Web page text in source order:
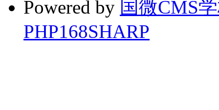
Powered by 国微CMS
PHP168SHARP